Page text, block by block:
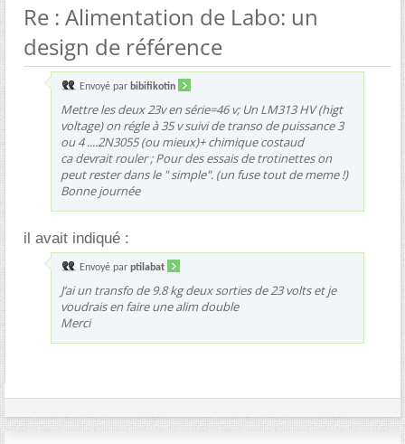
Re : Alimentation de Labo: un
design de référence
Envoyé par bibifikotin
Mettre les deux 23v en série=46 v; Un LM313 HV (higt
voltage) on régle à 35 v suivi de transo de puissance 3
ou 4 ....2N3055 (ou mieux)+ chimique costaud
ca devrait rouler ; Pour des essais de trotinettes on
peut rester dans le " simple". (un fuse tout de meme !)
Bonne journée
il avait indiqué :
Envoyé par ptilabat
J’ai un transfo de 9.8 kg deux sorties de 23 volts et je
voudrais en faire une alim double
Merci